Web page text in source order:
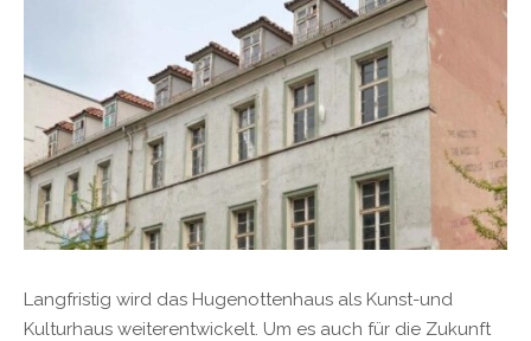
Langfristig wird das Hugenottenhaus als Kunst-und
Kulturhaus weiterentwickelt. Um es auch für die Zukunft